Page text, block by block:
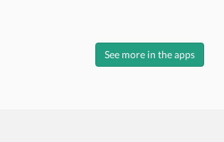
See more in the apps